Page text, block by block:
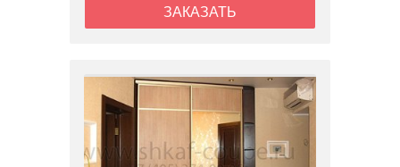
ЗАКАЗАТЬ